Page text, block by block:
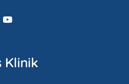
Klinik